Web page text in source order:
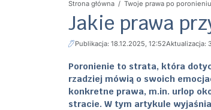
Strona główna / Twoje prawa po poronieniu
Jakie prawa
Publikacja: 18.12.2025, 12:52Aktualizacja:
Poronienie to strata, która
rzadziej mówią o swoich
konkretne prawa, m.in. urlop
stracie. W tym artykule